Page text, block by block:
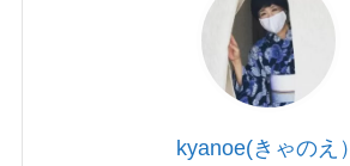
kyanoe(きゃのえ）